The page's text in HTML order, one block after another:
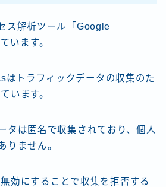
ス解析ツール「Google
います。
はトラフィックデータの収集のた
います。
タは匿名で収集されており、個人
りません。
効にすることで収集を拒否する